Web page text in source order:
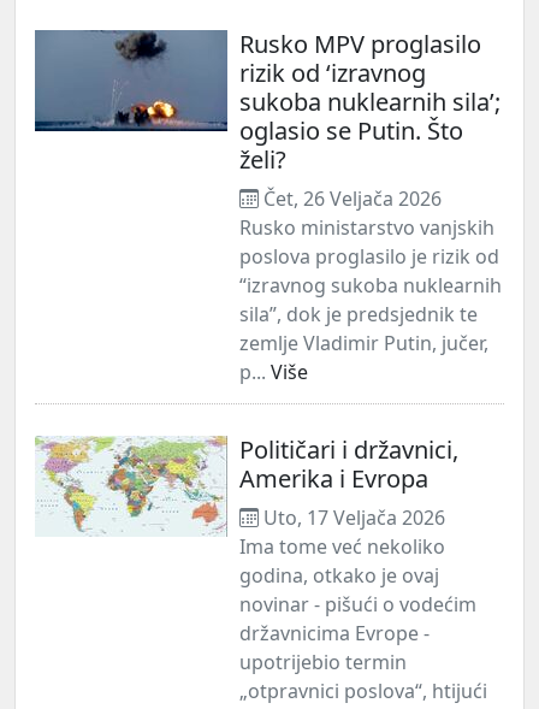
Rusko MPV proglasilo
rizik od ‘izravnog
sukoba nuklearnih sila’;
oglasio se Putin. Što
želi?
Čet, 26 Veljača 2026
Rusko ministarstvo vanjskih
poslova proglasilo je rizik od
“izravnog sukoba nuklearnih
sila”, dok je predsjednik te
zemlje Vladimir Putin, jučer,
p... Više
Političari i državnici,
Amerika i Evropa
Uto, 17 Veljača 2026
Ima tome već nekoliko
godina, otkako je ovaj
novinar - pišući o vodećim
državnicima Evrope -
upotrijebio termin
„otpravnici poslova“, htijući